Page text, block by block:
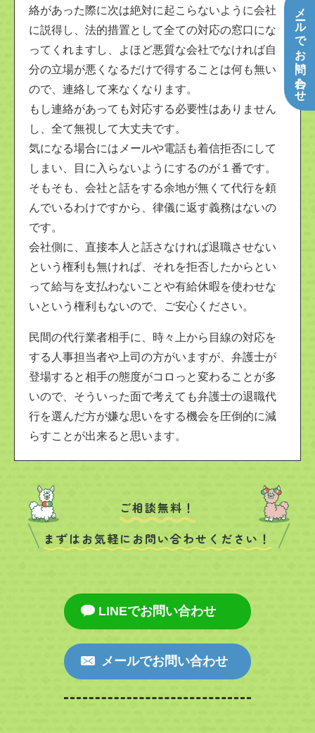
絡があった際に次は絶対に起こらないように会社
に説得し、法的措置として全ての対応の窓口にな
ってくれますし、よほど悪質な会社でなければ自
分の立場が悪くなるだけで得することは何も無い
ので、連絡して来なくなります。
もし連絡があっても対応する必要性はありません
し、全て無視して大丈夫です。
気になる場合にはメールや電話も着信拒否にして
しまい、目に入らないようにするのが１番です。
そもそも、会社と話をする余地が無くて代行を頼
んでいるわけですから、律儀に返す義務はないの
です。
会社側に、直接本人と話さなければ退職させない
という権利も無ければ、それを拒否したからとい
って給与を支払わないことや有給休暇を使わせな
いという権利もないので、ご安心ください。
民間の代行業者相手に、時々上から目線の対応を
する人事担当者や上司の方がいますが、弁護士が
登場すると相手の態度がコロっと変わることが多
いので、そういった面で考えても弁護士の退職代
行を選んだ方が嫌な思いをする機会を圧倒的に減
らすことが出来ると思います。
ご相談無料！
まずはお気軽にお問い合わせください！
LINEでお問い合わせ
メールでお問い合わせ
メールでお問い合わせ